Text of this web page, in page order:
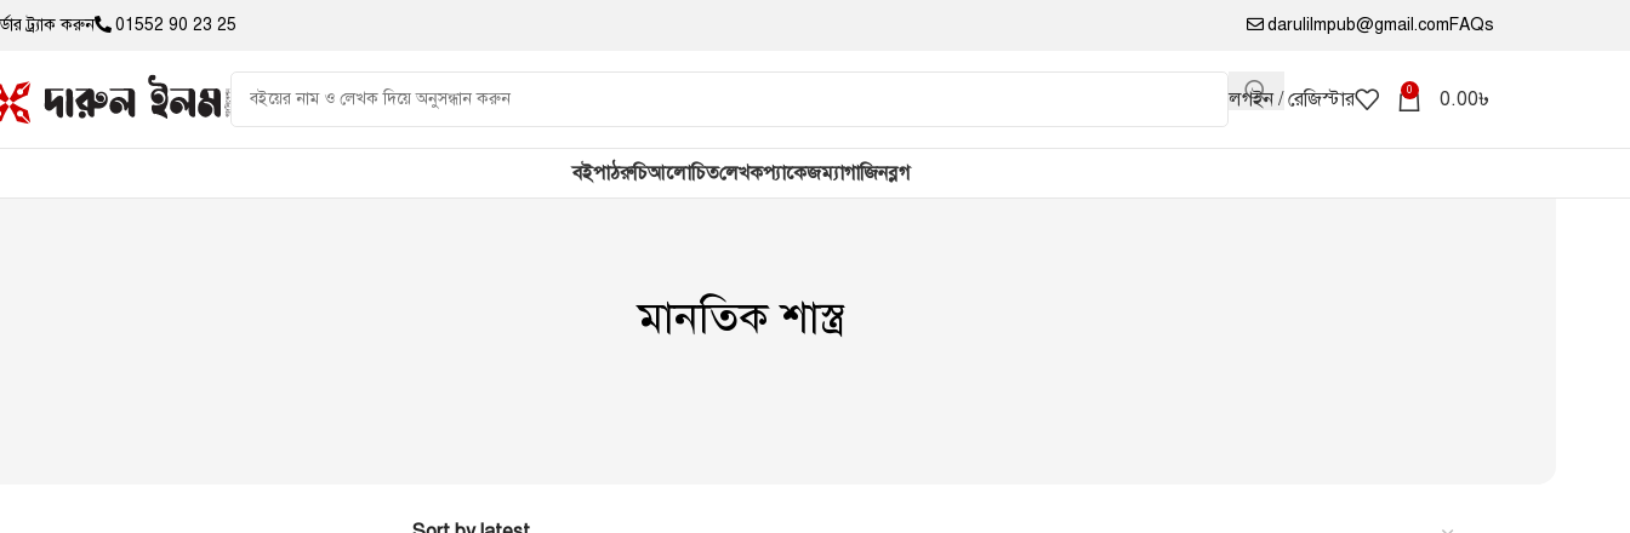
ট্র্যাক করুন 01552 90 23 25 darulilmpub@gmail.comFAQs
লগইন / রেজিস্টার 0 0.00৳
বইপাঠরুচিআলোচিতলেখকপ্যাকেজম্যাগাজিনব্লগ
মানতিক শাস্ত্র